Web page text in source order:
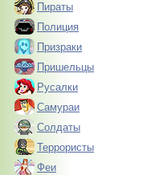
Пираты
Полиция
Призраки
Пришельцы
Русалки
Самураи
Солдаты
Террористы
Феи